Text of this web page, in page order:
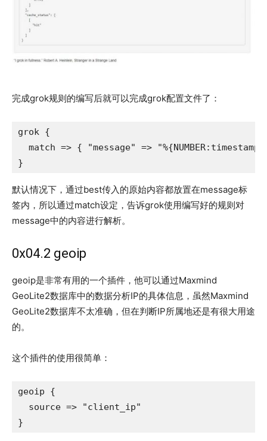
完成grok规则的编写后就可以完成grok配置文件了：
grok {
match => { "message" =>
默认情况下，通过best传入的原始内容都放置在message标
签内，所以通过match设定，告诉grok使用编写好的规则对
message中的内容进行解析。
0x04.2 geoip
geoip是非常有用的一个插件，他可以通过Maxmind
GeoLite2数据库中的数据分析IP的具体信息，虽然Maxmind
GeoLite2数据库不太准确，但在判断IP所属地还是有很大用途
的。
这个插件的使用很简单：
geoip {
  source => "client_ip"